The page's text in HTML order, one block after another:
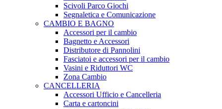
Scivoli Parco Giochi
Segnaletica e Comunicazione
CAMBIO E BAGNO
Accessori per il cambio
Bagnetto e Accessori
Distributore di Pannolini
Fasciatoi e accessori per il cambio
Vasini e Riduttori WC
Zona Cambio
CANCELLERIA
Accessori Ufficio e Cancelleria
Carta e cartoncini